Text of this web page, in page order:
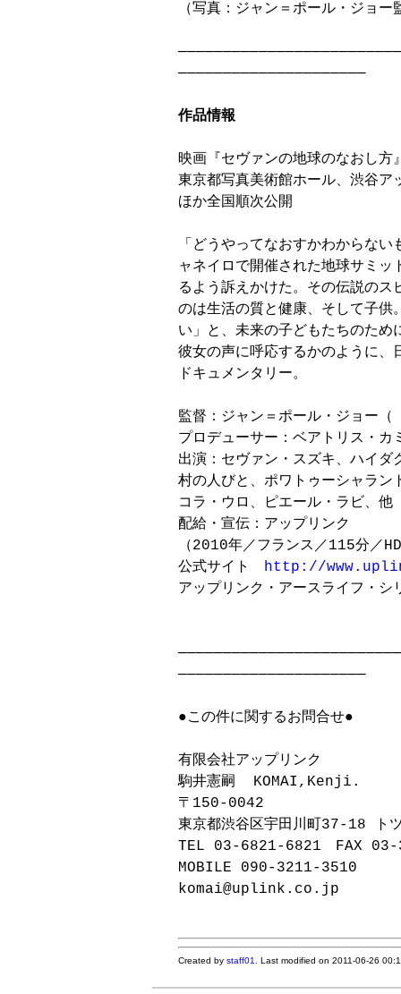
（写真：ジャン＝ポール・ジョー
─────────────────────
作品情報
映画『セヴァンの地球のなおし方
東京都写真美術館ホール、渋谷ア
ほか全国順次公開
「どうやってなおすかわからな
ャネイロで開催された地球サミ
るよう訴えかけた。その伝説の
のは生活の質と健康、そして子供
い」と、未来の子どもたちのた
彼女の声に呼応するかのように、
ドキュメンタリー。
監督：ジャン＝ポール・ジョー（
プロデューサー：ベアトリス・カ
出演：セヴァン・スズキ、ハイ
村の人びと、ポワトゥーシャラン
コラ・ウロ、ピエール・ラビ、他
配給・宣伝：アップリンク
（2010年／フランス／115分／
公式サイト http://
アップリンク・アースライフ
─────────────────────
●この件に関するお問合せ●
有限会社アップリンク
駒井憲嗣  KOMAI,Kenji.
〒150-0042
東京都渋谷区宇田川町37-18 ト
TEL 03-6821-6821　FAX
MOBILE 090-3211-3510
Created bystaff01 . Last modified on 2011-06-26